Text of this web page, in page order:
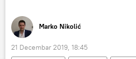
Marko Nikolić
21 Decembar 2019, 18:45